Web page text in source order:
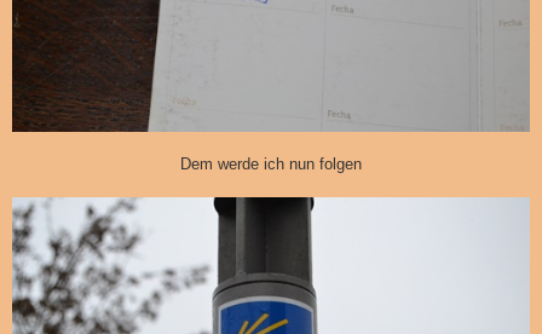
Dem werde ich nun folgen